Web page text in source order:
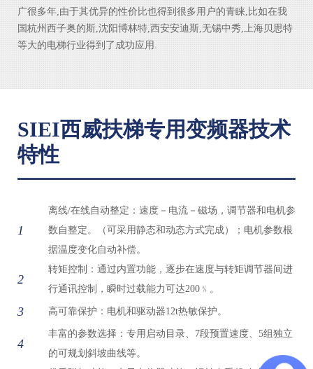
广很多年,由于其优异的性价比也得到很多用户的青睐,比如在我
国杭州西子奥的斯,沈阳博林特,西安安迪斯,无锡中秀,上海贝思特
等大的电梯行业得到了成功应用.
SIEI西威扶梯专用变频器技术
特性
1
离线/在线自动整定：速度－电流－磁场，调节器和电机参
数自整定。（可采用静态和动态方式完成）；电机参数根
据温度变化自动补偿。
2
转矩控制：通过内置功能，逐步在速度与转矩调节器间进
行通讯控制，瞬时过载能力可达200﹪。
3 高可靠保护：电机和驱动器12t热敏保护。
4
丰富的参数选择：专用启动目录、7段预置速度、5组独立
的可规划斜坡曲线等。